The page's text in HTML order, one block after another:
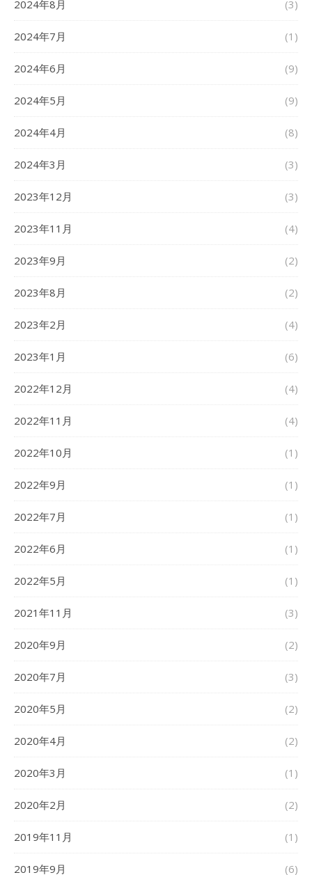
2024年8月 (3)
2024年7月 (1)
2024年6月 (9)
2024年5月 (9)
2024年4月 (8)
2024年3月 (3)
2023年12月 (3)
2023年11月 (4)
2023年9月 (2)
2023年8月 (2)
2023年2月 (4)
2023年1月 (6)
2022年12月 (4)
2022年11月 (4)
2022年10月 (1)
2022年9月 (1)
2022年7月 (1)
2022年6月 (1)
2022年5月 (1)
2021年11月 (3)
2020年9月 (2)
2020年7月 (3)
2020年5月 (2)
2020年4月 (2)
2020年3月 (1)
2020年2月 (2)
2019年11月 (1)
2019年9月 (6)